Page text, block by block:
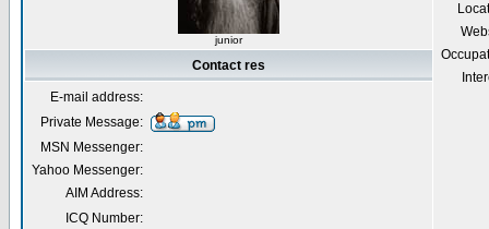
junior
Contact res
E-mail address:
Private Message:
MSN Messenger:
Yahoo Messenger:
AIM Address:
ICQ Number: